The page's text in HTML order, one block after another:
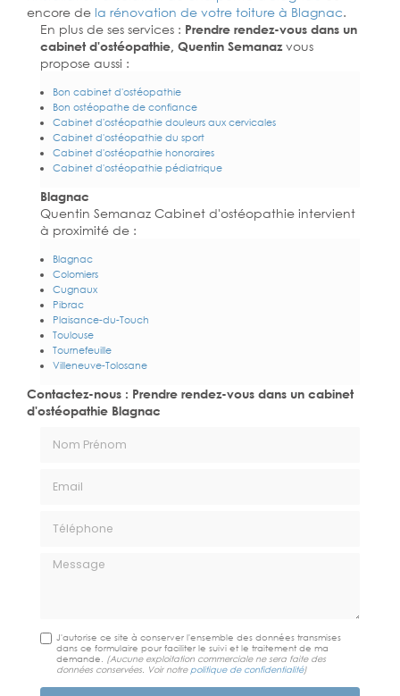
encore de la rénovation de votre toiture à Blagnac.
En plus de ses services : Prendre rendez-vous dans un
cabinet d'ostéopathie, Quentin Semanazvous
propose aussi :
Bon cabinet d'ostéopathie
Bon ostéopathe de confiance
Cabinet d'ostéopathie douleurs aux cervicales
Cabinet d'ostéopathie du sport
Cabinet d'ostéopathie honoraires
Cabinet d'ostéopathie pédiatrique
Blagnac
Quentin Semanaz Cabinet d'ostéopathie intervient
à proximité de :
Blagnac
Colomiers
Cugnaux
Pibrac
Plaisance-du-Touch
Toulouse
Tournefeuille
Villeneuve-Tolosane
Contactez-nous : Prendre rendez-vous dans un cabinet
d'ostéopathie Blagnac
Message
J'autorise ce site à conserver l'ensemble des données transmises
dans ce formulaire pour faciliter le suivi et le traitement de ma
demande. (Aucune exploitation commerciale ne sera faite des
données conservées. Voir notre politique de confidentialité)